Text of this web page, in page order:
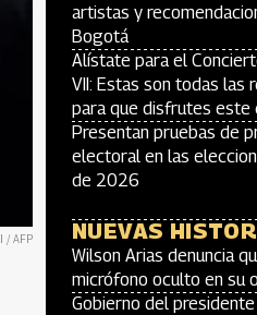
/ AFP
artistas y
Bogotá
Alístate para el
VII: Estas son todas las
para que disfrutes este
Presentan pruebas de
electoral en las
de 2026
NUEVAS
Wilson Arias denuncia
micrófono oculto en su
Gobierno del